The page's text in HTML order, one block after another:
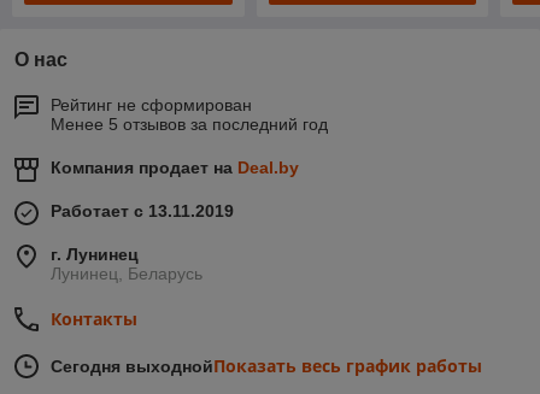
О нас
Рейтинг не сформирован
Менее 5 отзывов за последний год
Компания продает на Deal.by
Работает с 13.11.2019
г. Лунинец
Лунинец, Беларусь
Контакты
Сегодня выходнойПоказать весь график работы